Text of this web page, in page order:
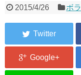
2015/4/26 ボ
福祉事業
埋蔵発掘/資料整